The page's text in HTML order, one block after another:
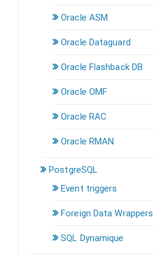
Oracle ASM
Oracle Dataguard
Oracle Flashback DB
Oracle OMF
Oracle RAC
Oracle RMAN
PostgreSQL
Event triggers
Foreign Data Wrappers
SQL Dynamique